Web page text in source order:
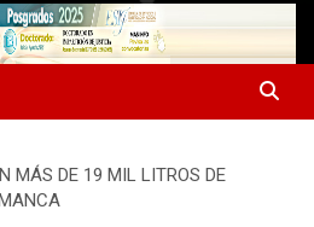
MÁS DE 19 MIL LITROS DE